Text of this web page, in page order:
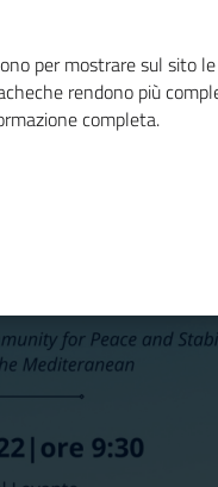
per mostrare sul sito
rendono più
completa.